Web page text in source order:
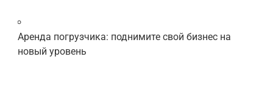
Аренда погрузчика: поднимите свой бизнес на
новый уровень